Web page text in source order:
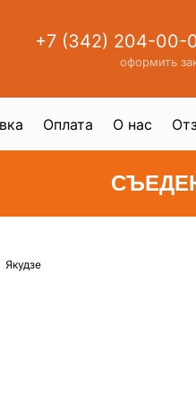
+7 (342) 204-00-
оформить
Оплата О нас
Якудзе